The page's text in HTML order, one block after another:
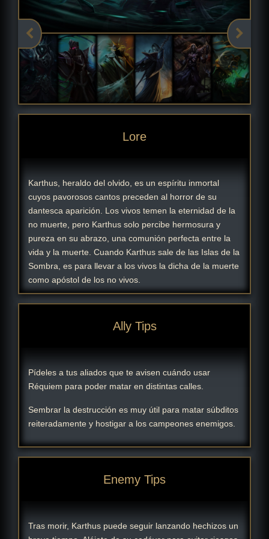
Lore
Karthus, heraldo del olvido, es un espíritu inmortal
cuyos pavorosos cantos preceden al horror de su
dantesca aparición. Los vivos temen la eternidad de la
no muerte, pero Karthus solo percibe hermosura y
pureza en su abrazo, una comunión perfecta entre la
vida y la muerte. Cuando Karthus sale de las Islas de la
Sombra, es para llevar a los vivos la dicha de la muerte
como apóstol de los no vivos.
Ally Tips
Pídeles a tus aliados que te avisen cuándo usar
Réquiem para poder matar en distintas calles.
Sembrar la destrucción es muy útil para matar súbditos
reiteradamente y hostigar a los campeones enemigos.
Enemy Tips
Tras morir, Karthus puede seguir lanzando hechizos un